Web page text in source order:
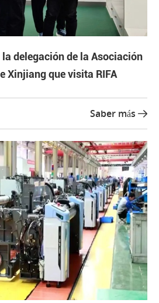
delegación de la Asociación
Xinjiang que visita RIFA
Saber más 